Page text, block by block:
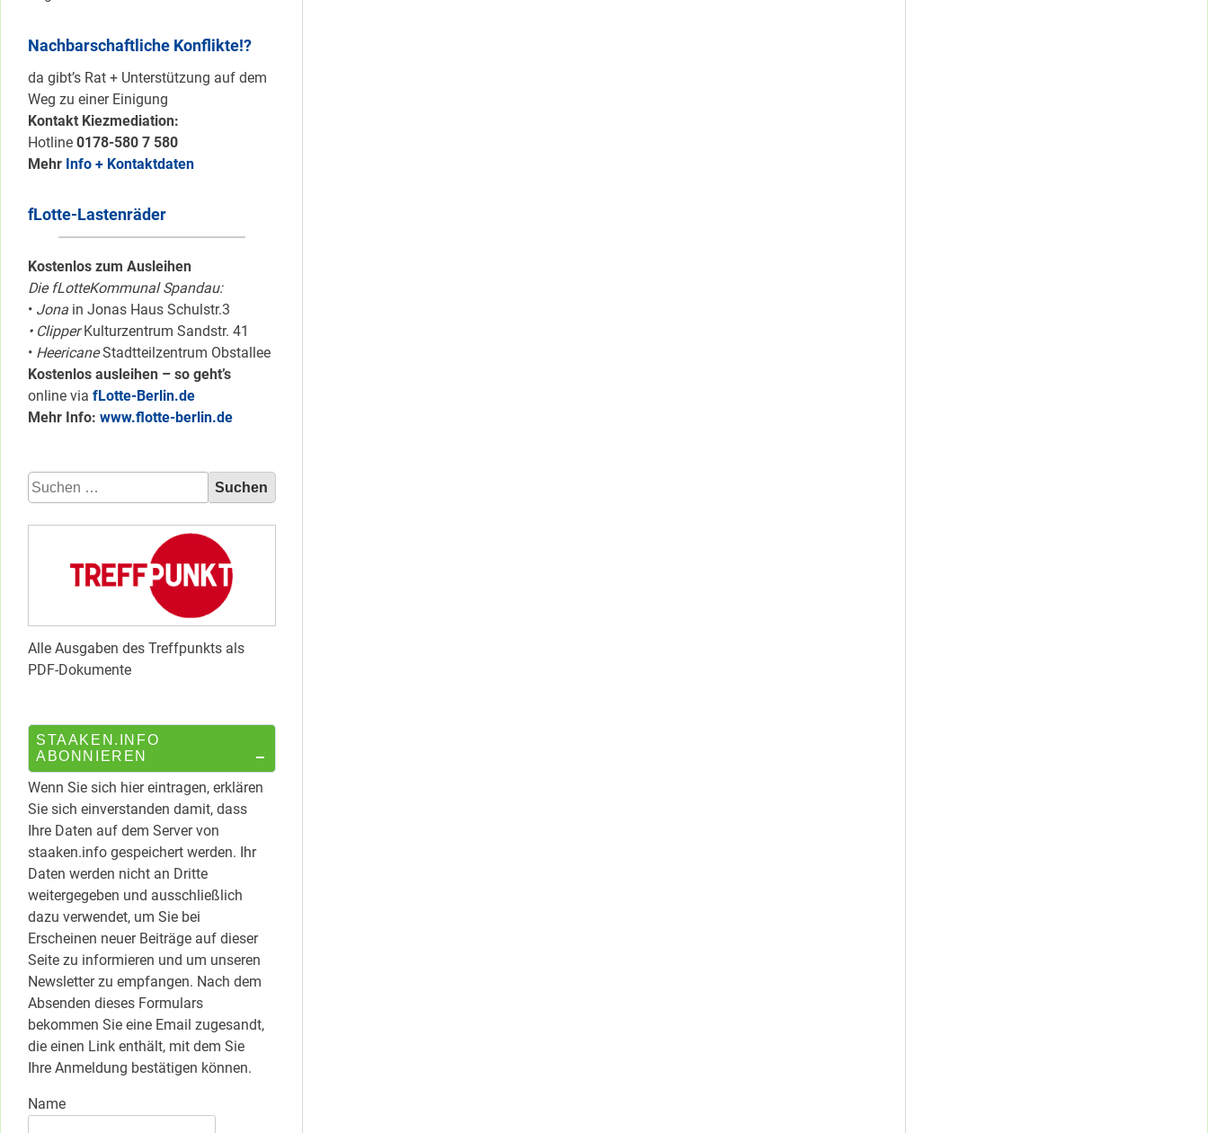
Nachbarschaftliche Konflikte!?
da gibt’s Rat + Unterstützung auf dem
Weg zu einer Einigung
Kontakt Kiezmediation:
Hotline 0178-580 7 580
Mehr Info + Kontaktdaten
fLotte-Lastenräder
Kostenlos zum Ausleihen
Die fLotteKommunal Spandau:
• Jona in Jonas Haus Schulstr.3
• ClipperKulturzentrum Sandstr. 41
• HeericaneStadtteilzentrum Obstallee
Kostenlos ausleihen – so geht’s
online via fLotte-Berlin.de
Mehr Info: www.flotte-berlin.de
Suchen
nach:
Alle Ausgaben des Treffpunkts als
PDF-Dokumente
STAAKEN.INFO
ABONNIEREN
Wenn Sie sich hier eintragen, erklären
Sie sich einverstanden damit, dass
Ihre Daten auf dem Server von
staaken.info gespeichert werden. Ihr
Daten werden nicht an Dritte
weitergegeben und ausschließlich
dazu verwendet, um Sie bei
Erscheinen neuer Beiträge auf dieser
Seite zu informieren und um unseren
Newsletter zu empfangen. Nach dem
Absenden dieses Formulars
bekommen Sie eine Email zugesandt,
die einen Link enthält, mit dem Sie
Ihre Anmeldung bestätigen können.
Name